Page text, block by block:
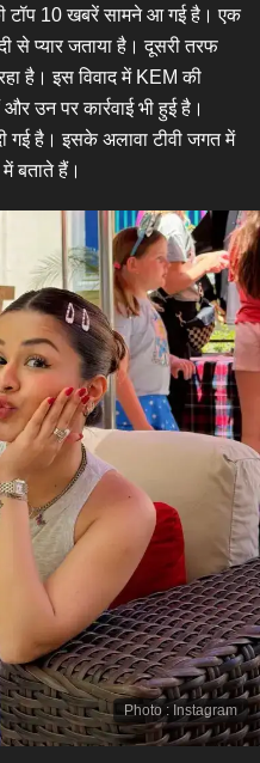
टॉप 10 खबरें सामने आ गई है। एक
से प्यार जताया है। दूसरी तरफ
है। इस विवाद में KEM की
उन पर कार्रवाई भी हुई है।
है। इसके अलावा टीवी जगत में
बताते हैं।
Photo : Instagram